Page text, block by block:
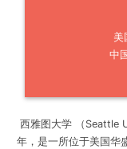
美
中
西雅图大学 （Seattle
年，是一所位于美国华